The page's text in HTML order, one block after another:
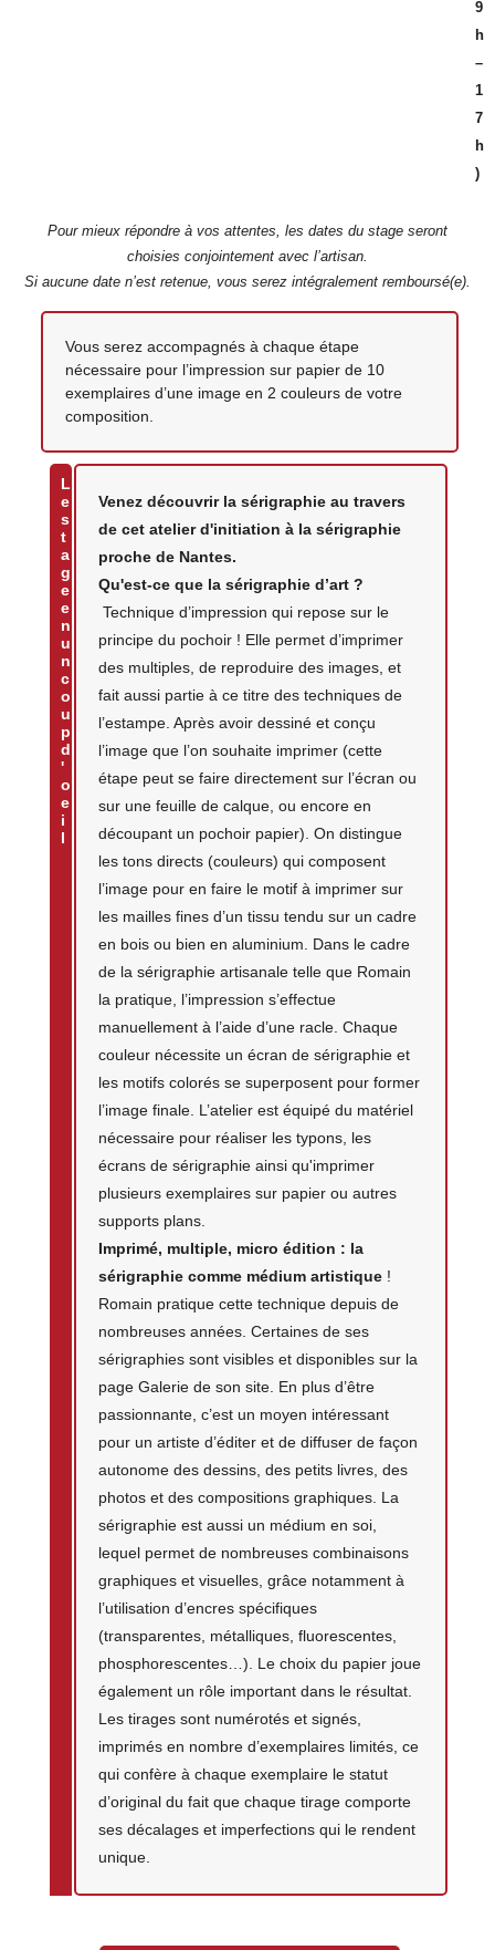
9
h
–
1
7
h
)
Pour mieux répondre à vos attentes, les dates du stage seront
choisies conjointement avec l’artisan.
Si aucune date n’est retenue, vous serez intégralement remboursé(e).
Vous serez accompagnés à chaque étape
nécessaire pour l’impression sur papier de 10
exemplaires d’une image en 2 couleurs de votre
composition.
L
e
s
t
a
g
e
e
n
u
n
c
o
u
p
d
'
o
e
i
l
Venez découvrir la sérigraphie au travers
de cet atelier d'initiation à la sérigraphie
proche de Nantes.
Qu'est-ce que la sérigraphie d’art ?
Technique d’impression qui repose sur le
principe du pochoir ! Elle permet d’imprimer
des multiples, de reproduire des images, et
fait aussi partie à ce titre des techniques de
l’estampe. Après avoir dessiné et conçu
l’image que l’on souhaite imprimer (cette
étape peut se faire directement sur l’écran ou
sur une feuille de calque, ou encore en
découpant un pochoir papier). On distingue
les tons directs (couleurs) qui composent
l’image pour en faire le motif à imprimer sur
les mailles fines d’un tissu tendu sur un cadre
en bois ou bien en aluminium. Dans le cadre
de la sérigraphie artisanale telle que Romain
la pratique, l’impression s’effectue
manuellement à l’aide d’une racle. Chaque
couleur nécessite un écran de sérigraphie et
les motifs colorés se superposent pour former
l’image finale. L’atelier est équipé du matériel
nécessaire pour réaliser les typons, les
écrans de sérigraphie ainsi qu'imprimer
plusieurs exemplaires sur papier ou autres
supports plans.
Imprimé, multiple, micro édition : la
sérigraphie comme médium artistique !
Romain pratique cette technique depuis de
nombreuses années. Certaines de ses
sérigraphies sont visibles et disponibles sur la
page Galerie de son site. En plus d’être
passionnante, c’est un moyen intéressant
pour un artiste d’éditer et de diffuser de façon
autonome des dessins, des petits livres, des
photos et des compositions graphiques. La
sérigraphie est aussi un médium en soi,
lequel permet de nombreuses combinaisons
graphiques et visuelles, grâce notamment à
l’utilisation d’encres spécifiques
(transparentes, métalliques, fluorescentes,
phosphorescentes…). Le choix du papier joue
également un rôle important dans le résultat.
Les tirages sont numérotés et signés,
imprimés en nombre d’exemplaires limités, ce
qui confère à chaque exemplaire le statut
d’original du fait que chaque tirage comporte
ses décalages et imperfections qui le rendent
unique.